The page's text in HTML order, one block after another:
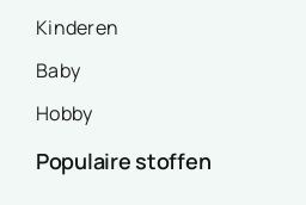
Kinderen
Baby
Hobby
Populaire stoffen